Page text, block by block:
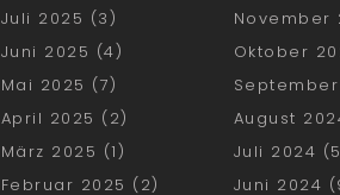
Juli 2025 (3)
Juni 2025 (4)
Mai 2025 (7)
April 2025 (2)
März 2025 (1)
Februar 2025 (2)
November
Oktober
August
Juli 2024
Juni 2024